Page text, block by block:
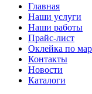
Главная
Наши услуги
Наши работы
Прайс-лист
Оклейка по
Контакты
Новости
Каталоги